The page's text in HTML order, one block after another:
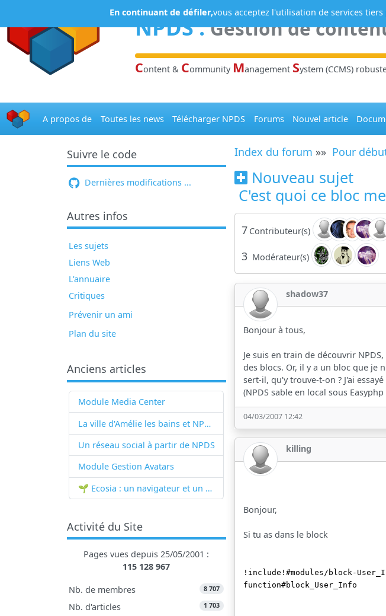
NPDS:Gestion de
Content & Community Management System (CCMS)
A propos de Toutes les news Télécharger NPDS Forums Nouvel article
Suivre le code
Dernières modifications ...
Autres infos
Les sujets
Liens Web
L'annuaire
Critiques
Prévenir un ami
Plan du site
Anciens articles
Module Media Center
La ville d'Amélie les bains et NPDS
Un réseau social à partir de NPDS
Module Gestion Avatars
🌱 Ecosia : un navigateur et un moteur de recherche qui plantent des arbres !...
Activité du Site
Pages vues depuis 25/05/2001 :
115 128 967
Nb. de membres 8 707
Nb. d'articles 1 703
Index du forum »» Pour
Nouveau sujet
C'est quoi ce bloc
7 Contributeur(s)
3 Modérateur(s)
shadow37
Bonjour à tous,
Je suis en train de découvrir
des blocs. Or, il y a un bloc que je
sert-il, qu'y trouve-t-on ? J'ai
(NPDS sable en local sous Easyphp
04/03/2007 12:42
killing
Bonjour,
Si tu as dans le block
!include!#modules/block-
function#block_User_Info
En continuant de défiler,vous acceptez l'utilisation de services